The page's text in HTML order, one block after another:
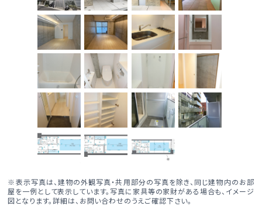
※表示写真は、建物の外観写真・共用部分の写真を除き、同じ建物内のお部
屋を一例として表示しています。写真に家具等の家財がある場合も、イメージ
図となります。詳細は、お問い合わせのうえご確認下さい。